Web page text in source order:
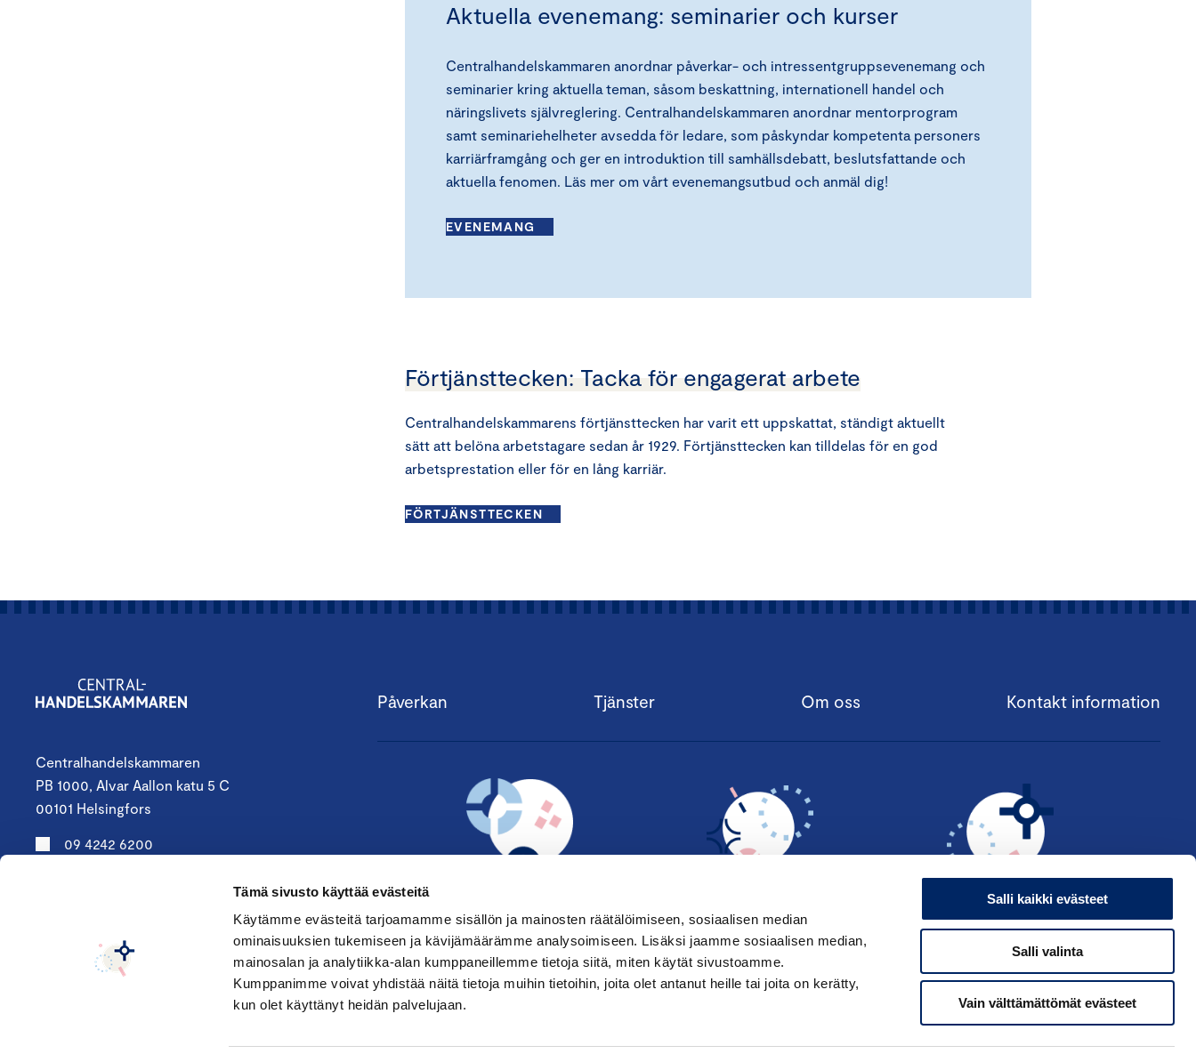
Tämä sivusto käyttää evästeitä
Käytämme evästeitä tarjoamamme sisällön ja mainosten räätälöimiseen, sosiaalisen median
ominaisuuksien tukemiseen ja kävijämäärämme analysoimiseen. Lisäksi jaamme sosiaalisen median,
mainosalan ja analytiikka-alan kumppaneillemme tietoja siitä, miten käytät sivustoamme.
Kumppanimme voivat yhdistää näitä tietoja muihin tietoihin, joita olet antanut heille tai joita on kerätty,
kun olet käyttänyt heidän palvelujaan.
Salli kaikki evästeet
Salli valinta
Vain välttämättömät evästeet
Aktuella evenemang: seminarier och kurser
Centralhandelskammaren anordnar påverkar- och intressentgruppsevenemang och
seminarier kring aktuella teman, såsom beskattning, internationell handel och
näringslivets självreglering. Centralhandelskammaren anordnar mentorprogram
samt seminariehelheter avsedda för ledare, som påskyndar kompetenta personers
karriärframgång och ger en introduktion till samhällsdebatt, beslutsfattande och
aktuella fenomen. Läs mer om vårt evenemangsutbud och anmäl dig!
EVENEMANG
Förtjänsttecken: Tacka för engagerat arbete
Centralhandelskammarens förtjänsttecken har varit ett uppskattat, ständigt aktuellt
sätt att belöna arbetstagare sedan år 1929. Förtjänsttecken kan tilldelas för en god
arbetsprestation eller för en lång karriär.
FÖRTJÄNSTTECKEN
Centralhandelskammaren
PB 1000, Alvar Aallon katu 5 C
00101 Helsingfors
09 4242 6200
Påverkan Tjänster Om oss Kontakt information
BLI MEDLEM I
HANDELSKAMMAREN ›
ANSÖK OM